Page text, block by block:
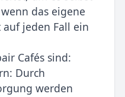
das eigene
jeden Fall ein
Cafés sind:
Durch
werden